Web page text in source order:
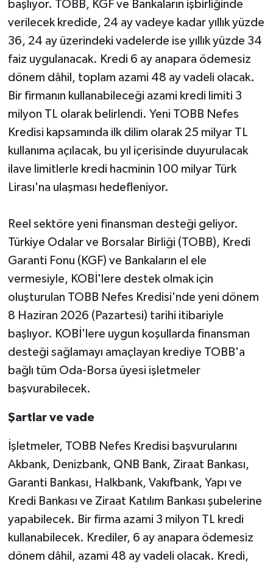
başlıyor. TOBB, KGF ve Bankaların işbirliğinde
verilecek kredide, 24 ay vadeye kadar yıllık yüzde
36, 24 ay üzerindeki vadelerde ise yıllık yüzde 34
faiz uygulanacak. Kredi 6 ay anapara ödemesiz
dönem dâhil, toplam azami 48 ay vadeli olacak.
Bir firmanın kullanabileceği azami kredi limiti 3
milyon TL olarak belirlendi. Yeni TOBB Nefes
Kredisi kapsamında ilk dilim olarak 25 milyar TL
kullanıma açılacak, bu yıl içerisinde duyurulacak
ilave limitlerle kredi hacminin 100 milyar Türk
Lirası'na ulaşması hedefleniyor.
Reel sektöre yeni finansman desteği geliyor.
Türkiye Odalar ve Borsalar Birliği (TOBB), Kredi
Garanti Fonu (KGF) ve Bankaların el ele
vermesiyle, KOBİ'lere destek olmak için
oluşturulan TOBB Nefes Kredisi'nde yeni dönem
8 Haziran 2026 (Pazartesi) tarihi itibariyle
başlıyor. KOBİ'lere uygun koşullarda finansman
desteği sağlamayı amaçlayan krediye TOBB'a
bağlı tüm Oda-Borsa üyesi işletmeler
başvurabilecek.
Şartlar ve vade
İşletmeler, TOBB Nefes Kredisi başvurularını
Akbank, Denizbank, QNB Bank, Ziraat Bankası,
Garanti Bankası, Halkbank, Vakıfbank, Yapı ve
Kredi Bankası ve Ziraat Katılım Bankası şubelerine
yapabilecek. Bir firma azami 3 milyon TL kredi
kullanabilecek. Krediler, 6 ay anapara ödemesiz
dönem dâhil, azami 48 ay vadeli olacak. Kredi,